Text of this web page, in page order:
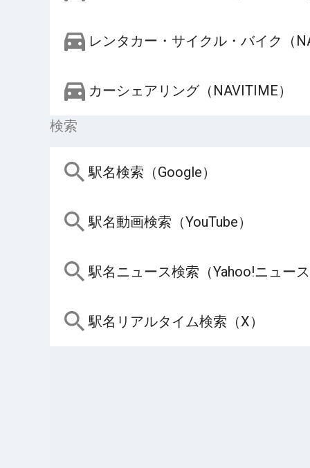
レンタカー・サイクル・バイク（
カーシェアリング（NAVITIME）
検索
駅名検索（Google）
駅名動画検索（YouTube）
駅名ニュース検索（Yahoo!ニュー
駅名リアルタイム検索（X）